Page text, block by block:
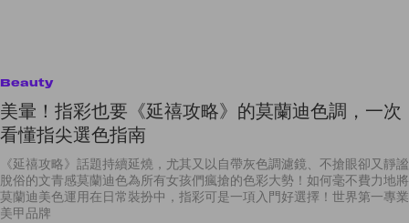
Beauty
美暈！指彩也要《延禧攻略》的莫蘭迪色調，一次
看懂指尖選色指南
《延禧攻略》話題持續延燒，尤其又以自帶灰色調濾鏡、不搶眼卻又靜謐
脫俗的文青感莫蘭迪色為所有女孩們瘋搶的色彩大勢！如何毫不費力地將
莫蘭迪美色運用在日常裝扮中，指彩可是一項入門好選擇！世界第一專業
美甲品牌